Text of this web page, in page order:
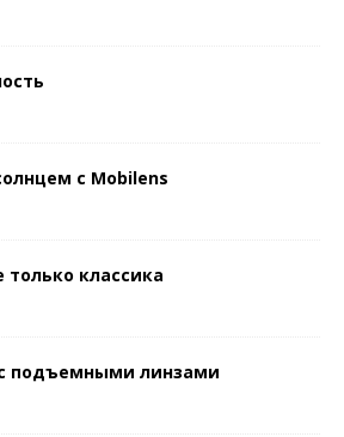
с Mobilens
классика
подъемными линзами